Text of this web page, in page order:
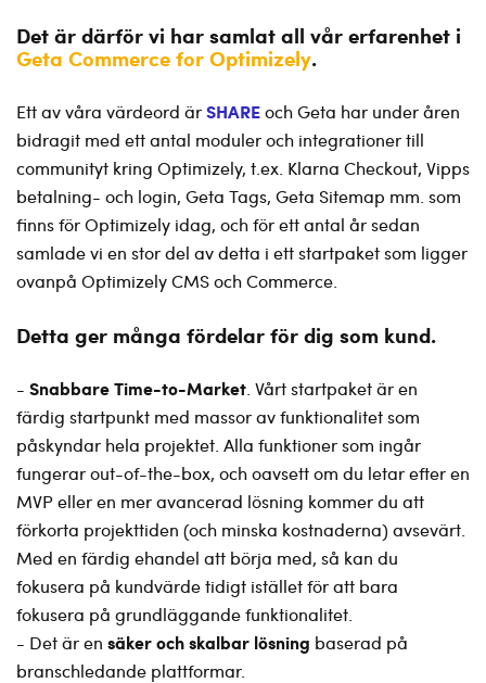
Det är därför vi har samlat all vår erfarenhet i
Geta Commerce for Optimizely.
Ett av våra värdeord ärSHAREoch Geta har under åren
bidragit med ett antal moduler och integrationer till
communityt kring Optimizely, t.ex. Klarna Checkout, Vipps
betalning- och login, Geta Tags, Geta Sitemap mm. som
finns för Optimizely idag, och för ett antal år sedan
samlade vi en stor del av detta i ett startpaket som ligger
ovanpå Optimizely CMS och Commerce.
Detta ger många fördelar för dig som kund.
- Snabbare Time-to-Market . Vårt startpaket är en
färdig startpunkt med massor av funktionalitet som
påskyndar hela projektet. Alla funktioner som ingår
fungerar out-of-the-box, och oavsett om du letar efter en
MVP eller en mer avancerad lösning kommer du att
förkorta projekttiden (och minska kostnaderna) avsevärt.
Med en färdig ehandel att börja med, så kan du
fokusera på kundvärde tidigt istället för att bara
fokusera på grundläggande funktionalitet.
- Det är en säker och skalbar lösning baserad på
branschledande plattformar.